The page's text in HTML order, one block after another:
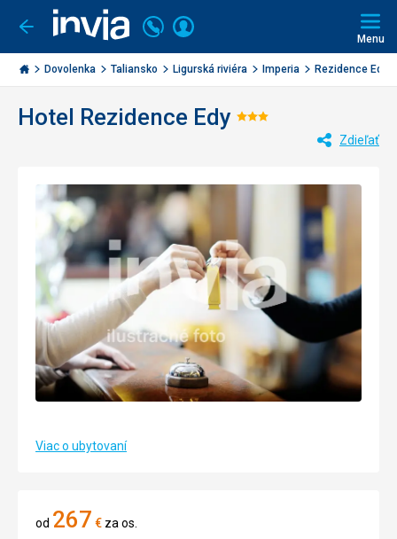
Ísť
späť
Invia.sk
Volajte
+421
2
3221
Prihlásiť
Menu
Dovolenka Taliansko Ligurská riviéra Imperia Rezidence Edy
Hotel Rezidence Edy Hodnotenie:
Zdieľať
Viac o ubytovaní
od 267 € za os.